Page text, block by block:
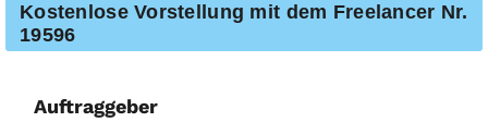
Kostenlose Vorstellung mit dem Freelancer Nr.
19596
Auftraggeber